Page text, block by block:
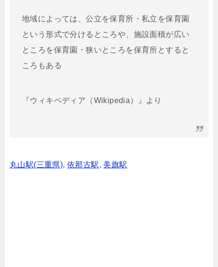
地域によっては、公立を保育所・私立を保育園
という形式で分けるところや、施設面積が広い
ところを保育園・狭いところを保育所とすると
ころもある
『ウィキペディア（Wikipedia）』より
丸山駅(三重県),依那古駅, 美旗駅